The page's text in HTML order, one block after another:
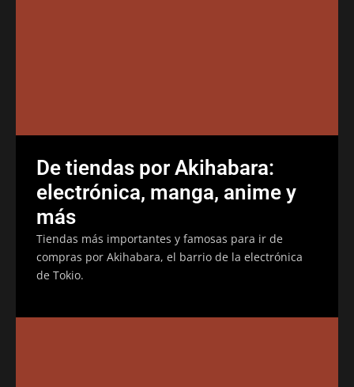
De tiendas por Akihabara:
electrónica, manga, anime y
más
Tiendas más importantes y famosas para ir de
compras por Akihabara, el barrio de la electrónica
de Tokio.